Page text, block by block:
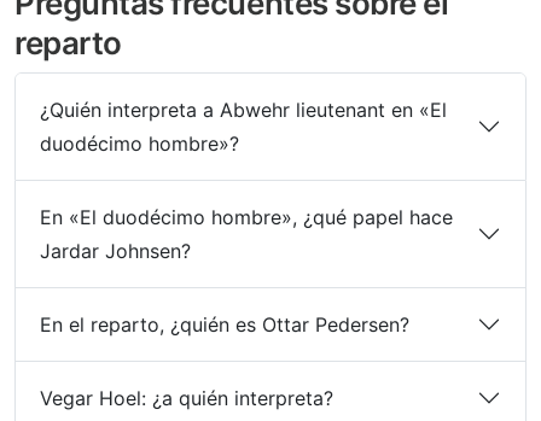
reparto
¿Quién interpreta a Abwehr lieutenant en «El
duodécimo hombre»?
En «El duodécimo hombre», ¿qué papel hace
Jardar Johnsen?
En el reparto, ¿quién es Ottar Pedersen?
Vegar Hoel: ¿a quién interpreta?